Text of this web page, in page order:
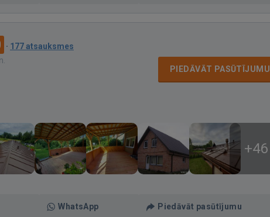
· 177 atsauksmes
PIEDĀVĀT PASŪTĪJUMU
+46
WhatsApp Piedāvāt pasūtījumu